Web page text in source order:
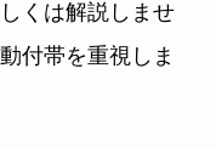
くは解説しませ
付帯を重視しま